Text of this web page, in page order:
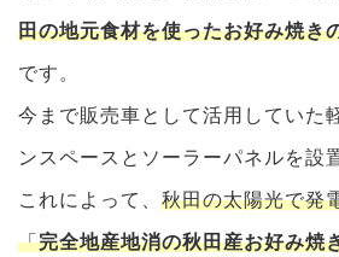
田の地元食材を使ったお好み焼き
です。
今まで販売車として活用していた
ンスペースとソーラーパネルを設
これによって、 秋田の太陽光で発
「完全地産地消の秋田産お好み焼